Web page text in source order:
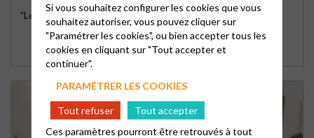
"Le Samaritain prit soin de lui" (Luc ch.10)
Si vous souhaitez configurer les cookies que vous
souhaitez autoriser, vous pouvez cliquer sur
"Paramétrer les cookies", ou bien accepter tous les
cookies en cliquant sur "Tout accepter et
continuer".
PARAMÉTRER LES COOKIES
Tout refuser
Tout accepter
Ces paramètres pourront être retrouvés à tout